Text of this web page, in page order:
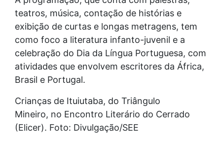
teatros, música, contação de histórias e
exibição de curtas e longas metragens, tem
como foco a literatura infanto-juvenil e a
celebração do Dia da Língua Portuguesa, com
atividades que envolvem escritores da África,
Brasil e Portugal.
Crianças de Ituiutaba, do Triângulo
Mineiro, no Encontro Literário do Cerrado
(Elicer). Foto: Divulgação/SEE